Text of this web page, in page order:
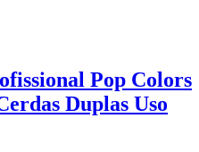
Pop Colors
Duplas Uso